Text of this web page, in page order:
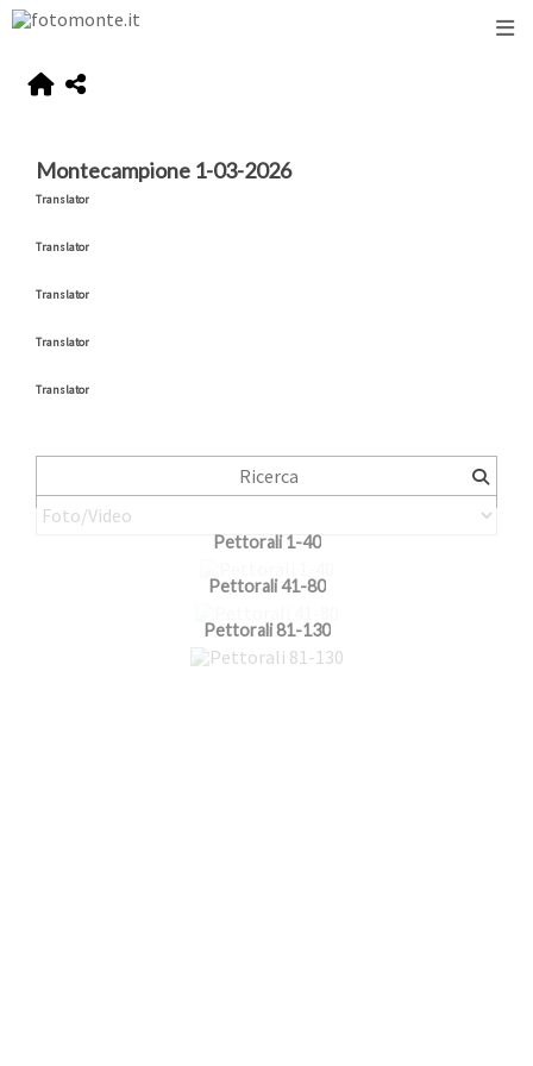
Montecampione 1-03-2026
Translator
Translator
Translator
Translator
Translator
Pettorali 1-40
Pettorali 41-80
Pettorali 81-130